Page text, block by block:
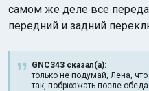
самом же деле все
передний и задний
GNC343 сказал(а):
только не подумай, Лена,
так, побрюзжать после